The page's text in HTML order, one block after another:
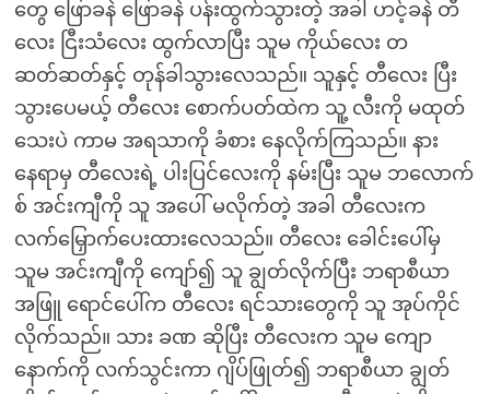
တွေ ဖြောခနဲ ဖြောခနဲ ပန်းထွက်သွားတဲ့ အခါ ဟင့်ခနဲ တီ
လေး ငြီးသံလေး ထွက်လာပြီး သူမ ကိုယ်လေး တ
ဆတ်ဆတ်နှင့် တုန်ခါသွားလေသည်။ သူနှင့် တီလေး ပြီး
သွားပေမယ့် တီလေး စောက်ပတ်ထဲက သူ့ လီးကို မထုတ်
သေးပဲ ကာမ အရသာကို ခံစား နေလိုက်ကြသည်။ နား
နေရာမှ တီလေးရဲ့ ပါးပြင်လေးကို နမ်းပြီး သူမ ဘလောက်
စ် အင်းကျီကို သူ အပေါ် မလိုက်တဲ့ အခါ တီလေးက
လက်မြှောက်ပေးထားလေသည်။ တီလေး ခေါင်းပေါ်မှ
သူမ အင်းကျီကို ကျော်၍ သူ ချွတ်လိုက်ပြီး ဘရာစီယာ
အဖြူ ရောင်ပေါ်က တီလေး ရင်သားတွေကို သူ အုပ်ကိုင်
လိုက်သည်။ သား ခဏ ဆိုပြီး တီလေးက သူမ ကျော
နောက်ကို လက်သွင်းကာ ဂျိပ်ဖြုတ်၍ ဘရာစီယာ ချွတ်